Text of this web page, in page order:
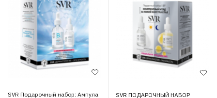
SVR Подарочный набор: Ампула
SVR ПОДАРОЧНЫЙ НАБОР